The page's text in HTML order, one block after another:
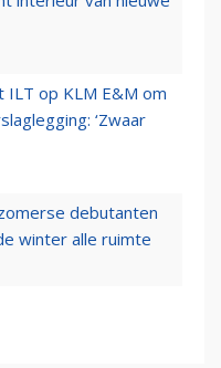
op KLM E&M om
‘Zwaar
debutanten
winter alle ruimte